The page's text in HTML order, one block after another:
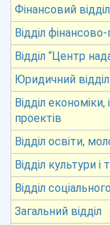
Фінансовий відділ
Відділ
Відділ “Центр
Юридичний відділ
Відділ
проектів
Відділ освіти,
Відділ культури і
Відділ
Загальний відділ